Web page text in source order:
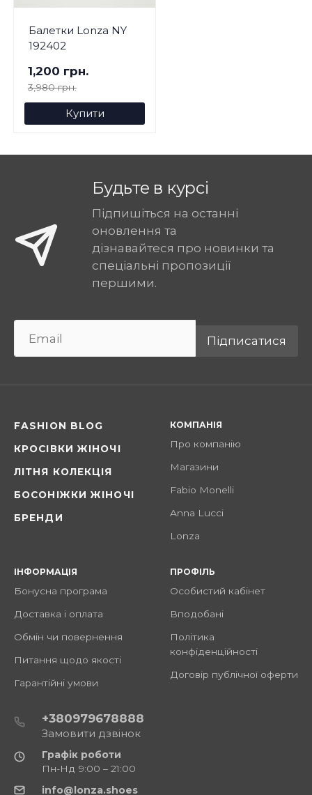
Балетки Lonza NY
192402
1,200 грн.
3,980 грн.
Купити
Будьте в курсі
Підпишіться на останні
оновлення та
дізнавайтеся про новинки та
спеціальні пропозиції
першими.
Підписатися
FASHION BLOG
КРОСІВКИ ЖІНОЧІ
ЛІТНЯ КОЛЕКЦІЯ
БОСОНІЖКИ ЖІНОЧІ
БРЕНДИ
КОМПАНІЯ
Про компанію
Магазини
Fabio Monelli
Anna Lucci
Lonza
ІНФОРМАЦІЯ
Бонусна програма
Доставка і оплата
Обмін чи повернення
Питання щодо якості
Гарантійні умови
ПРОФІЛЬ
Особистий кабінет
Вподобані
Політика
конфіденційності
Договір публічної оферти
+380979678888
Замовити дзвінок
Графік роботи
Пн-Нд 9:00 – 21:00
info@lonza.shoes